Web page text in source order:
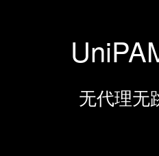
无代理无